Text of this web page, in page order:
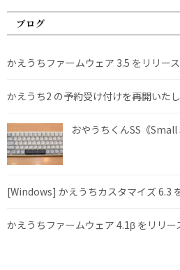
ブログ
かえうちファームウェア 3.5 をリリー
かえうち2 の予約受け付けを再開いた
おやうちくんSS《
[Windows] かえうちカスタマイズ 6.3
かえうちファームウェア 4.1β をリリー